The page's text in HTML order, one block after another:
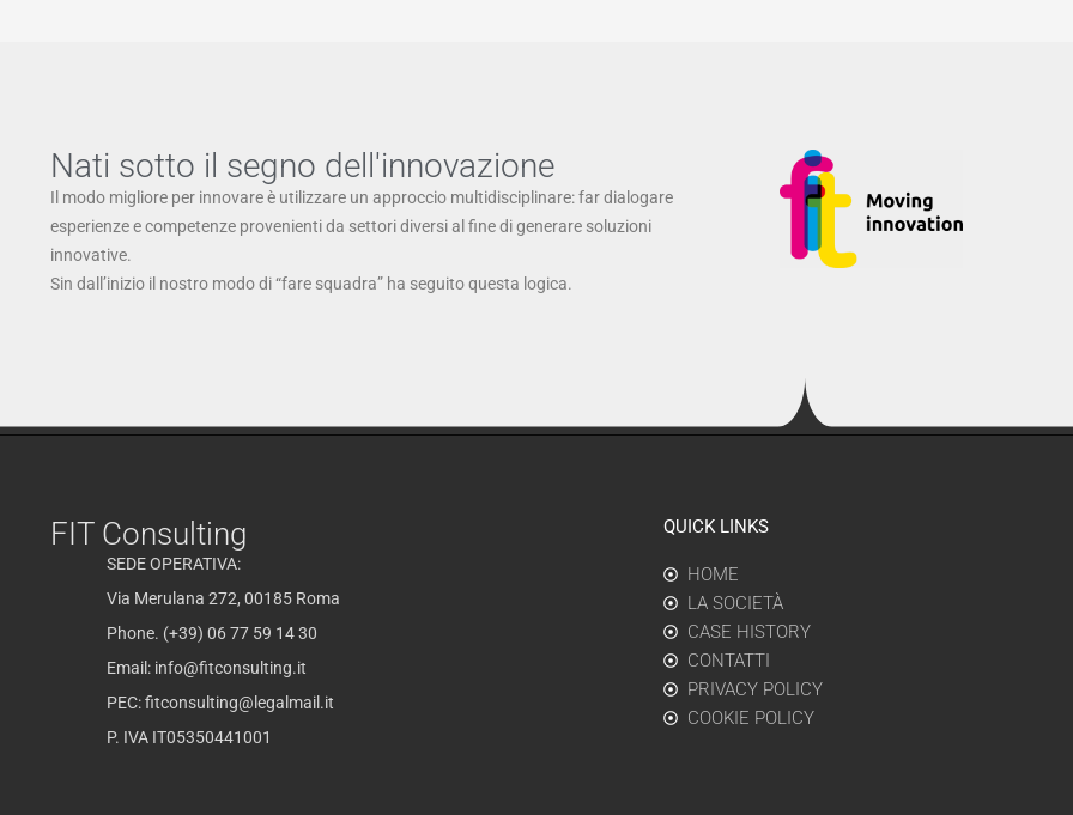
Nati sotto il segno dell'innovazione
Il modo migliore per innovare è utilizzare un approccio multidisciplinare: far dialogare
esperienze e competenze provenienti da settori diversi al fine di generare soluzioni
innovative.
Sin dall’inizio il nostro modo di “fare squadra” ha seguito questa logica.
FIT Consulting
SEDE OPERATIVA:
Via Merulana 272, 00185 Roma
Phone. (+39) 06 77 59 14 30
Email: info@fitconsulting.it
PEC:fitconsulting@legalmail.it
P. IVA IT05350441001
QUICK LINKS
HOME
LA SOCIETÀ
CASE HISTORY
CONTATTI
PRIVACY POLICY
COOKIE POLICY